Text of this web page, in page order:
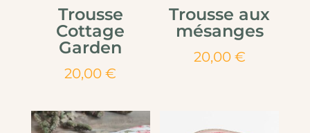
Trousse
Cottage
Garden
20,00€
Trousse aux
mésanges
20,00 €